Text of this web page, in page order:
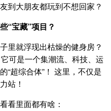
到大朋友都玩到不想回家？
“宝藏”项目？
里就浮现出枯燥的健身房？
可是一个集潮流、科技、运
“超综合体”！ 这里，不仅是
站！
看里面都有啥：